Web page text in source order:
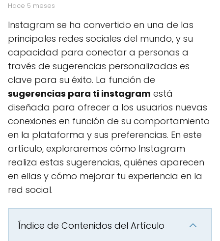
hace 5 meses
Instagram se ha convertido en una de las
principales redes sociales del mundo, y su
capacidad para conectar a personas a
través de sugerencias personalizadas es
clave para su éxito. La función de
sugerencias para ti instagram está
diseñada para ofrecer a los usuarios nuevas
conexiones en función de su comportamiento
en la plataforma y sus preferencias. En este
artículo, exploraremos cómo Instagram
realiza estas sugerencias, quiénes aparecen
en ellas y cómo mejorar tu experiencia en la
red social.
Índice de Contenidos del Artículo